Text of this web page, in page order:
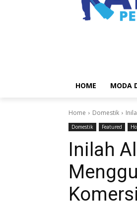
HOME MODA
Home Domestik
Domestik Featured
Inilah